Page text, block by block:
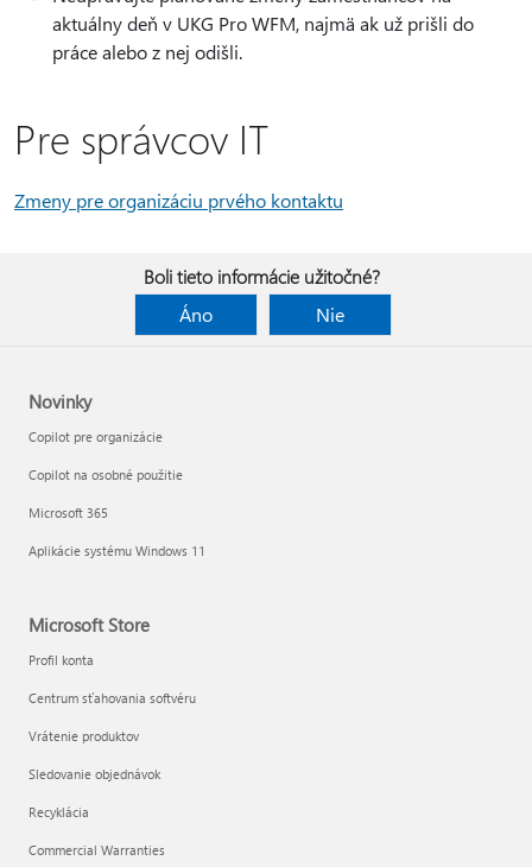
aktuálny deň v UKG Pro WFM, najmä ak už prišli do
práce alebo z nej odišli.
Pre správcov IT
Zmeny pre organizáciu prvého kontaktu
Boli tieto informácie užitočné?
Áno
Nie
Novinky
Copilot pre organizácie
Copilot na osobné použitie
Microsoft 365
Aplikácie systému Windows 11
Microsoft Store
Profil konta
Centrum sťahovania softvéru
Vrátenie produktov
Sledovanie objednávok
Recyklácia
Commercial Warranties